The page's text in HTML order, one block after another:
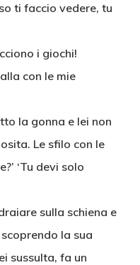
ti faccio vedere, tu
i giochi!
con le mie
la gonna e lei non
Le sfilo con le
‘Tu devi solo
sulla schiena e
la sua
sussulta, fa un